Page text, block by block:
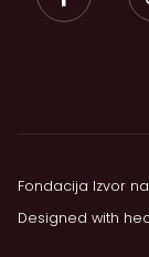
Fondacija Izvor
Designed with